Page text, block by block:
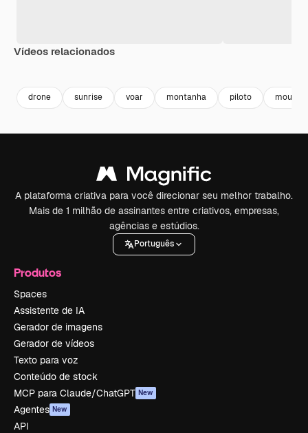
Vídeos relacionados
drone sunrise voar montanha piloto
A plataforma criativa para você direcionar seu melhor trabalho.
Mais de 1 milhão de assinantes entre criativos, empresas,
agências e estúdios.
Português
Produtos
Spaces
Assistente de IA
Gerador de imagens
Gerador de vídeos
Texto para voz
Conteúdo de stock
MCP para Claude/ChatGPT New
Agentes New
API